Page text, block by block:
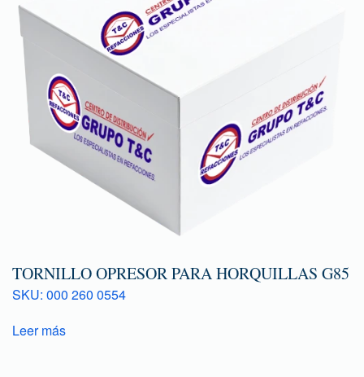
TORNILLO OPRESOR PARA HORQUILLAS G85
SKU: 000 260 0554
Leer más